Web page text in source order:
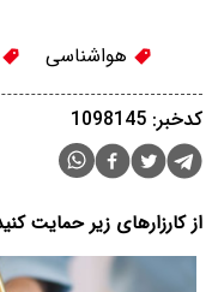
هواشناسی
کدخبر: 1098145
از کارزارهای زیر حمایت